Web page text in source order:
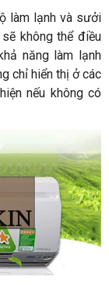
làm lạnh và sưởi
không thể điều
năng làm lạnh
chỉ hiển thị ở các
nếu không có